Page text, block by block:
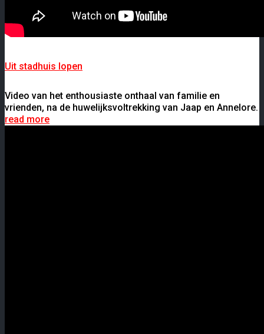
Uit stadhuis lopen
Video van het enthousiaste onthaal van familie en
vrienden, na de huwelijksvoltrekking van Jaap en Annelore.
read more